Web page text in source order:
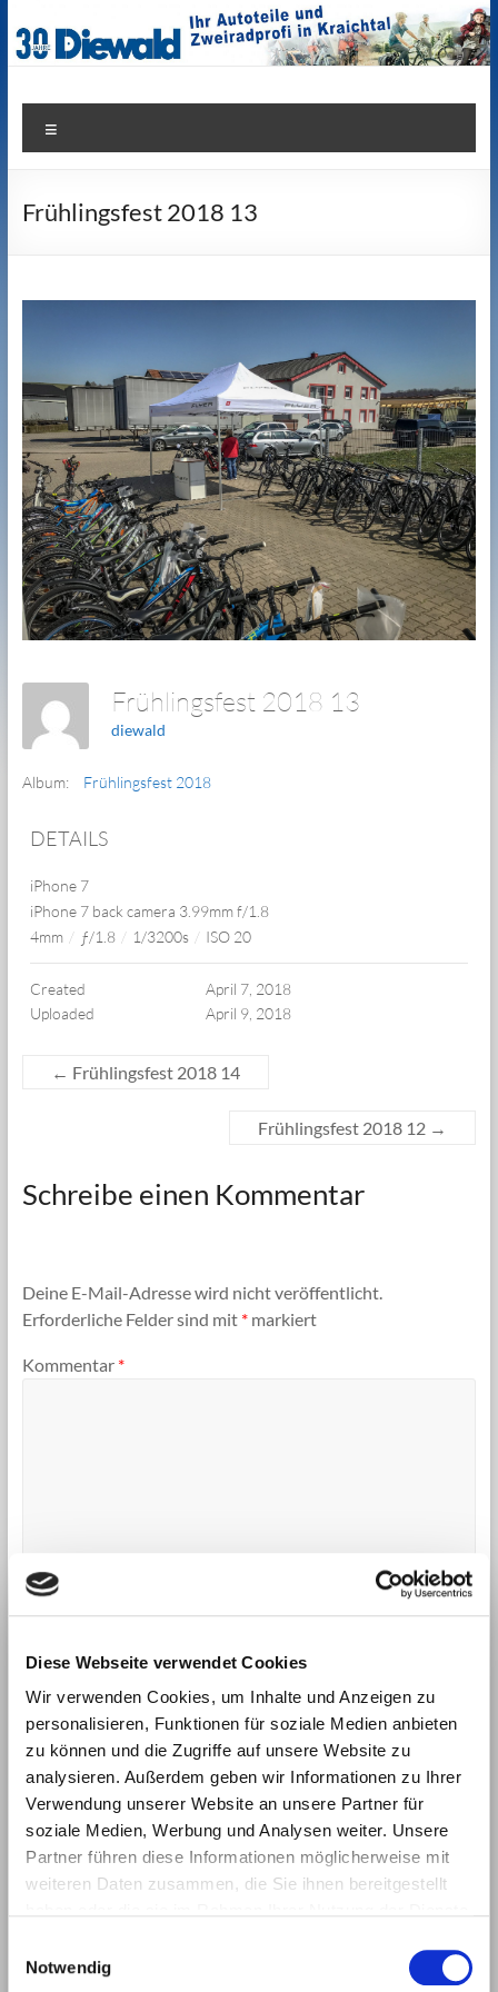
Diese Webseite verwendet Cookies
Wir verwenden Cookies, um Inhalte und Anzeigen zu
personalisieren, Funktionen für soziale Medien anbieten
zu können und die Zugriffe auf unsere Website zu
analysieren. Außerdem geben wir Informationen zu Ihrer
Verwendung unserer Website an unsere Partner für
soziale Medien, Werbung und Analysen weiter. Unsere
Partner führen diese Informationen möglicherweise mit
weiteren Daten zusammen, die Sie ihnen bereitgestellt
Notwendig
Inhalt
springen
Zweiradshop Diewald
Frühlingsfest 2018 13
Frühlingsfest 2018 13
diewald
Album: Frühlingsfest 2018
DETAILS
iPhone 7
iPhone 7 back camera 3.99mm f/1.8
4mm / ƒ/1.8 / 1/3200s / ISO 20
Created
April 7, 2018
Uploaded
April 9, 2018
← Frühlingsfest 2018 14
Frühlingsfest 2018 12 →
Schreibe einen Kommentar
Deine E-Mail-Adresse wird nicht veröffentlicht.
Erforderliche Felder sind mit *markiert
Kommentar *
Name
E-Mail-Adresse